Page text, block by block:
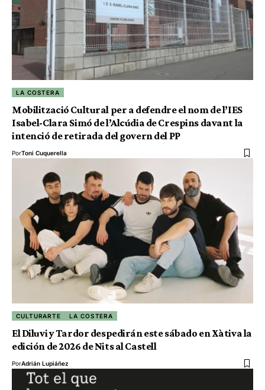
LA COSTERA
Mobilització Cultural per a defendre el nom de l’IES
Isabel-Clara Simó de l’Alcúdia de Crespins davant la
intenció de retirada del govern del PP
PorToni Cuquerella
CULTURARTE LA COSTERA
El Diluvi y Tardor despedirán este sábado en Xàtiva la
edición de 2026 de Nits al Castell
PorAdrián Lupiáñez